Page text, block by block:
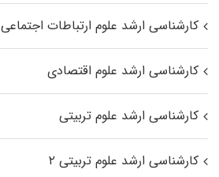
کارشناسی ارشد علوم ارتباطات اجتماعی
کارشناسی ارشد علوم اقتصادی
کارشناسی ارشد علوم تربیتی
کارشناسی ارشد علوم تربیتی ۲